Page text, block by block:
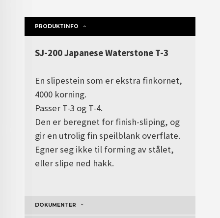
PRODUKTINFO
SJ-200 Japanese Waterstone T-3
En slipestein som er ekstra finkornet,
4000 korning.
Passer T-3 og T-4.
Den er beregnet for finish-sliping, og
gir en utrolig fin speilblank overflate.
Egner seg ikke til forming av stålet,
eller slipe ned hakk.
DOKUMENTER